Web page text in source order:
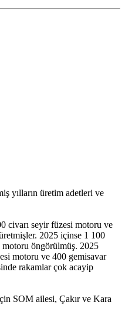
yılların üretim adetleri ve
civarı seyir füzesi motoru ve
2025 içinse 1 100
öngörülmüş. 2025
motoru ve 400 gemisavar
rakamlar çok acayip
SOM ailesi, Çakır ve Kara